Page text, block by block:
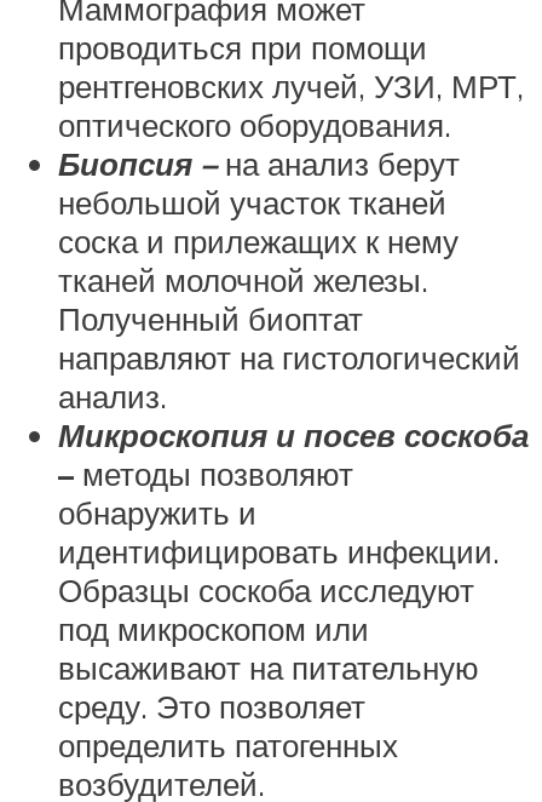
Маммография может
проводиться при помощи
рентгеновских лучей, УЗИ, МРТ,
оптического оборудования.
Биопсия –на анализ берут
небольшой участок тканей
соска и прилежащих к нему
тканей молочной железы.
Полученный биоптат
направляют на гистологический
анализ.
Микроскопия и посев соскоба
– методы позволяют
обнаружить и
идентифицировать инфекции.
Образцы соскоба исследуют
под микроскопом или
высаживают на питательную
среду. Это позволяет
определить патогенных
возбудителей.